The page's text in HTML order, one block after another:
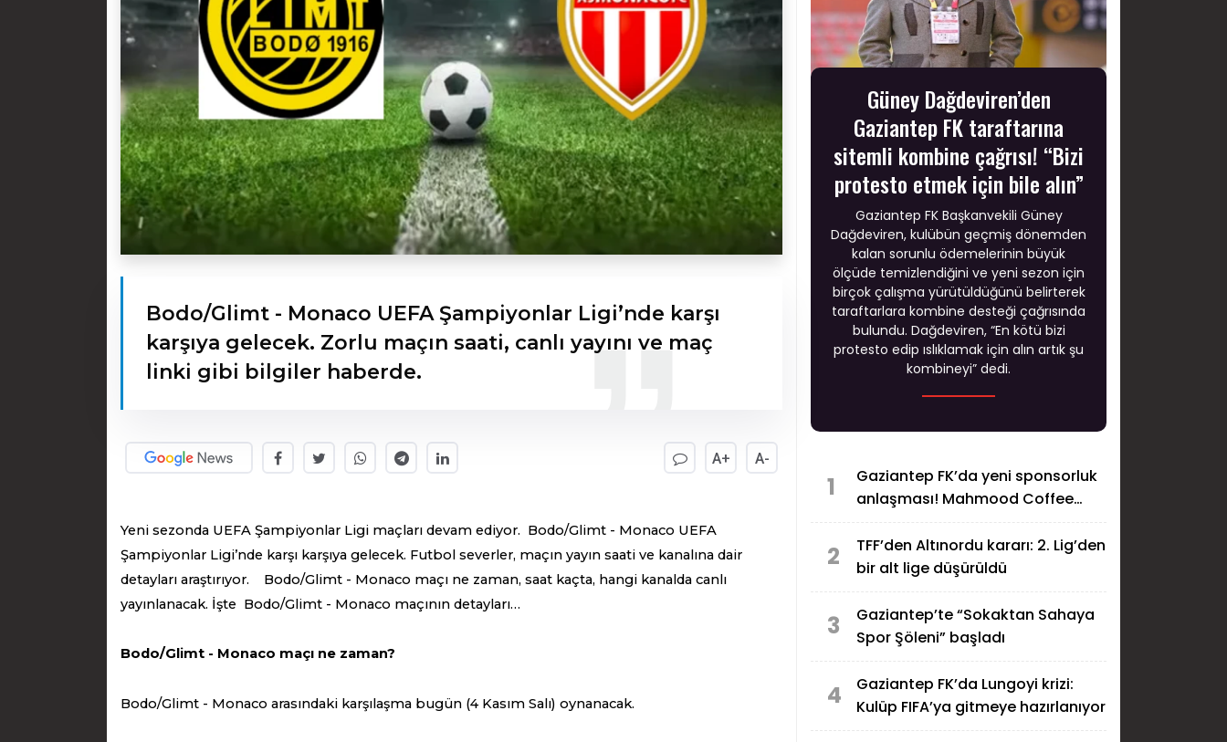
Bodo/Glimt - Monaco UEFA Şampiyonlar Ligi’nde karşı
karşıya gelecek. Zorlu maçın saati, canlı yayını ve maç
linki gibi bilgiler haberde.
A+ A-
Yeni sezonda UEFA Şampiyonlar Ligi maçları devam ediyor. Bodo/Glimt - Monaco UEFA
Şampiyonlar Ligi’nde karşı karşıya gelecek. Futbol severler, maçın yayın saati ve kanalına dair
detayları araştırıyor. Bodo/Glimt - Monaco maçı ne zaman, saat kaçta, hangi kanalda canlı
yayınlanacak. İşte Bodo/Glimt - Monaco maçının detayları…
Bodo/Glimt - Monaco maçı ne zaman?
Bodo/Glimt - Monaco arasındaki karşılaşma bugün (4 Kasım Salı) oynanacak.
Güney Dağdeviren’den
Gaziantep FK taraftarına
sitemli kombine çağrısı! “Bizi
protesto etmek için bile alın”
Gaziantep FK Başkanvekili Güney
Dağdeviren, kulübün geçmiş dönemden
kalan sorunlu ödemelerinin büyük
ölçüde temizlendiğini ve yeni sezon için
birçok çalışma yürütüldüğünü belirterek
taraftarlara kombine desteği çağrısında
bulundu. Dağdeviren, “En kötü bizi
protesto edip ıslıklamak için alın artık şu
kombineyi” dedi.
1
Gaziantep FK’da yeni sponsorluk
anlaşması! Mahmood Coffee
2
TFF’den Altınordu kararı: 2. Lig’den
bir alt lige düşürüldü
3
Gaziantep’te “Sokaktan Sahaya
Spor Şöleni” başladı
4
Gaziantep FK’da Lungoyi krizi:
Kulüp FIFA’ya gitmeye hazırlanıyor